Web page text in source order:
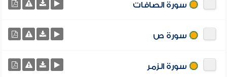
سورة الصافات
سورة ص
سورة الزمر